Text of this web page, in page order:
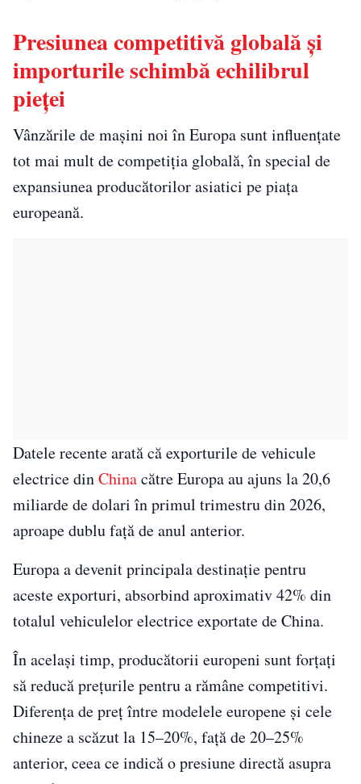
Presiunea competitivă globală și
importurile schimbă echilibrul
pieței
Vânzările de mașini noi în Europa sunt influențate
tot mai mult de competiția globală, în special de
expansiunea producătorilor asiatici pe piața
europeană.
Datele recente arată că exporturile de vehicule
electrice dinChinacătre Europa au ajuns la 20,6
miliarde de dolari în primul trimestru din 2026,
aproape dublu față de anul anterior.
Europa a devenit principala destinație pentru
aceste exporturi, absorbind aproximativ 42% din
totalul vehiculelor electrice exportate de China.
În același timp, producătorii europeni sunt forțați
să reducă prețurile pentru a rămâne competitivi.
Diferența de preț între modelele europene și cele
chineze a scăzut la 15–20%, față de 20–25%
anterior, ceea ce indică o presiune directă asupra